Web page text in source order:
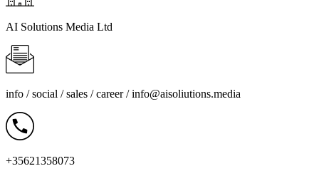
AI Solutions Media Ltd
info / social / sales / career /info@aisoliutions.media
+35621358073